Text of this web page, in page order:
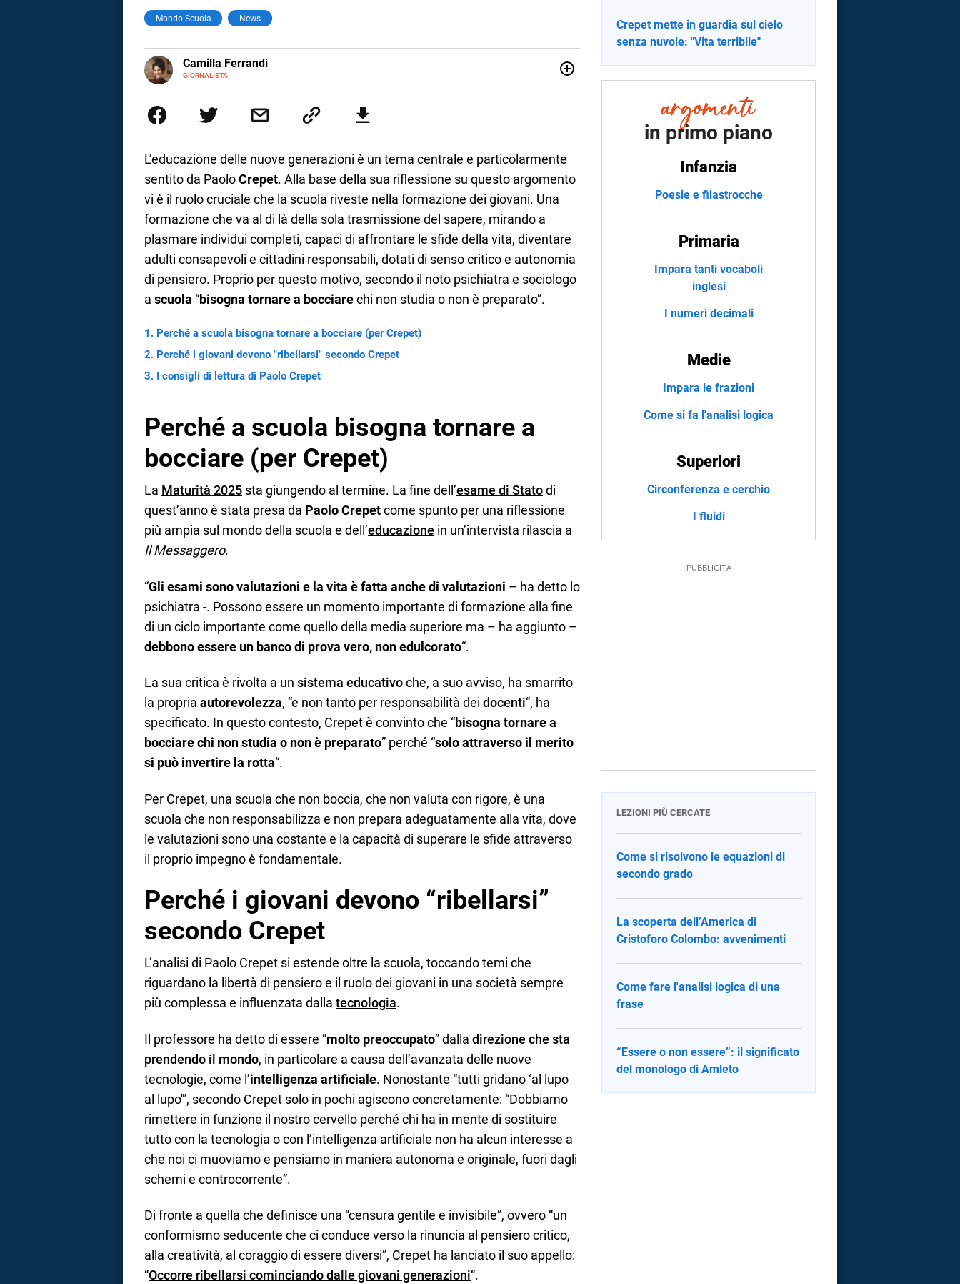
Mondo Scuola News
Camilla Ferrandi
GIORNALISTA
E-
MAIL
LINKEDIN
più fermata. L’attualità è il mio pane quotidiano, i libri la mia via per evadere e viaggiare con
la mente.
L’educazione delle nuove generazioni è un tema centrale e particolarmente
sentito da PaoloCrepet. Alla base della sua riflessione su questo argomento
vi è il ruolo cruciale che la scuola riveste nella formazione dei giovani. Una
formazione che va al di là della sola trasmissione del sapere, mirando a
plasmare individui completi, capaci di affrontare le sfide della vita, diventare
adulti consapevoli e cittadini responsabili, dotati di senso critico e autonomia
di pensiero. Proprio per questo motivo, secondo il noto psichiatra e sociologo
a scuola “bisogna tornare a bocciarechi non studia o non è preparato”.
Perché a scuola bisogna tornare a bocciare (per Crepet)
Perché i giovani devono "ribellarsi" secondo Crepet
I consigli di lettura di Paolo Crepet
Perché a scuola bisogna tornare a
bocciare (per Crepet)
La Maturità 2025 sta giungendo al termine. La fine dell’esame di Statodi
quest’anno è stata presa da Paolo Crepetcome spunto per una riflessione
più ampia sul mondo della scuola e dell’educazione in un’intervista rilascia a
Il Messaggero.
“Gli esami sono valutazioni e la vita è fatta anche di valutazioni – ha detto lo
psichiatra -. Possono essere un momento importante di formazione alla fine
di un ciclo importante come quello della media superiore ma – ha aggiunto –
debbono essere un banco di prova vero, non edulcorato“.
La sua critica è rivolta a un sistema educativoche, a suo avviso, ha smarrito
la propria autorevolezza, “e non tanto per responsabilità dei docenti“, ha
specificato. In questo contesto, Crepet è convinto che “bisogna tornare a
bocciare chi non studia o non è preparato” perché “solo attraverso il merito
si può invertire la rotta“.
Per Crepet, una scuola che non boccia, che non valuta con rigore, è una
scuola che non responsabilizza e non prepara adeguatamente alla vita, dove
le valutazioni sono una costante e la capacità di superare le sfide attraverso
il proprio impegno è fondamentale.
Perché i giovani devono “ribellarsi”
secondo Crepet
L’analisi di Paolo Crepet si estende oltre la scuola, toccando temi che
riguardano la libertà di pensiero e il ruolo dei giovani in una società sempre
più complessa e influenzata dalla tecnologia.
Il professore ha detto di essere “molto preoccupato” dalla direzione che sta
prendendo il mondo, in particolare a causa dell’avanzata delle nuove
tecnologie, come l’intelligenza artificiale. Nonostante “tutti gridano ‘al lupo
al lupo'”, secondo Crepet solo in pochi agiscono concretamente: “Dobbiamo
rimettere in funzione il nostro cervello perché chi ha in mente di sostituire
tutto con la tecnologia o con l’intelligenza artificiale non ha alcun interesse a
che noi ci muoviamo e pensiamo in maniera autonoma e originale, fuori dagli
schemi e controcorrente”.
Di fronte a quella che definisce una “censura gentile e invisibile”, ovvero “un
conformismo seducente che ci conduce verso la rinuncia al pensiero critico,
alla creatività, al coraggio di essere diversi”, Crepet ha lanciato il suo appello:
“Occorre ribellarsi cominciando dalle giovani generazioni“.
Crepet mette in guardia sul cielo
senza nuvole: "Vita terribile"
in primo piano
Infanzia
Poesie e filastrocche
Primaria
Impara tanti vocaboli
inglesi
I numeri decimali
Medie
Impara le frazioni
Come si fa l'analisi logica
Superiori
Circonferenza e cerchio
I fluidi
LEZIONI PIÙ CERCATE
Come si risolvono le equazioni di
secondo grado
La scoperta dell’America di
Cristoforo Colombo: avvenimenti
Come fare l'analisi logica di una
frase
“Essere o non essere”: il significato
del monologo di Amleto